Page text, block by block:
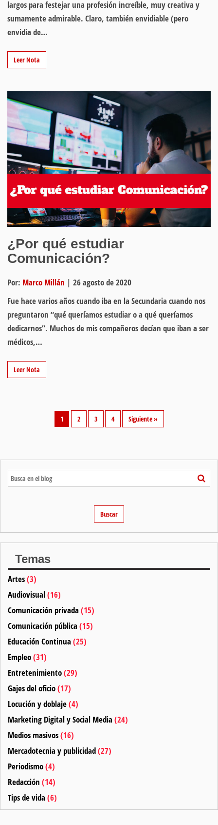
largos para festejar una profesión increíble, muy creativa y
sumamente admirable. Claro, también envidiable (pero
envidia de…
Leer Nota
¿Por qué estudiar
Comunicación?
Por: Marco Millán | 26 agosto de 2020
Fue hace varios años cuando iba en la Secundaria cuando nos
preguntaron “qué queríamos estudiar o a qué queríamos
dedicarnos”. Muchos de mis compañeros decían que iban a ser
médicos,…
Leer Nota
1 2 3 4 Siguiente »
Temas
Artes(3)
Audiovisual(16)
Comunicación privada(15)
Comunicación pública(15)
Educación Continua(25)
Empleo(31)
Entretenimiento(29)
Gajes del oficio(17)
Locución y doblaje(4)
Marketing Digital y Social Media(24)
Medios masivos(16)
Mercadotecnia y publicidad(27)
Periodismo(4)
Redacción (14)
Tips de vida(6)